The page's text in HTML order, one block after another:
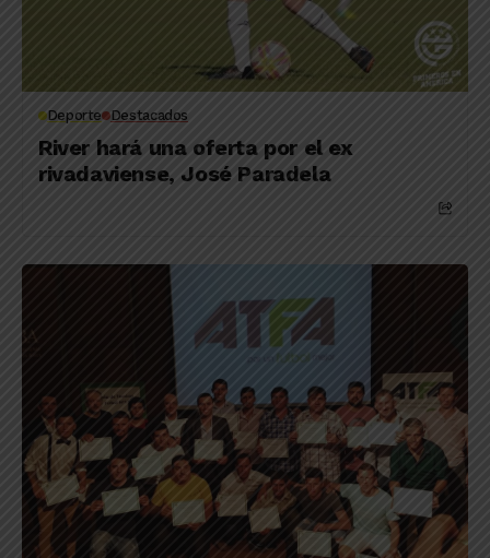
Deporte Destacados
River hará una oferta por el ex
rivadaviense, José Paradela